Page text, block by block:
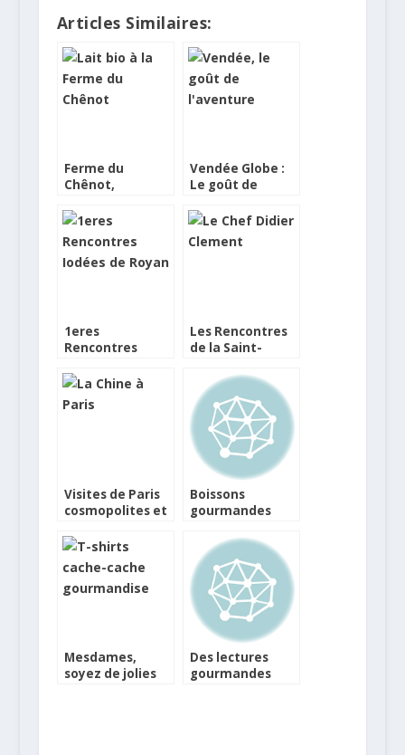
Articles Similaires:
Ferme du
Chênot,
durable, lait bio
et bien être !
Vendée Globe :
Le goût de
1eres
Rencontres
Les Rencontres
de la Saint-
Grand Hôtel du
Lion d’Or
Visites de Paris
cosmopolites et
Boissons
gourmandes
chez Costa
Coffee
Mesdames,
soyez de jolies
Des lectures
gourmandes